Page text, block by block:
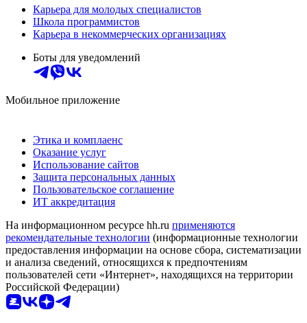
Карьера для молодых специалистов
Школа программистов
Карьера в некоммерческих организациях
Боты для уведомлений
Мобильное приложение
Этика и комплаенс
Оказание услуг
Использование сайтов
Защита персональных данных
Пользовательское соглашение
ИТ аккредитация
На информационном ресурсе hh.ru применяются
рекомендательные технологии (информационные технологии
предоставления информации на основе сбора, систематизации
и анализа сведений, относящихся к предпочтениям
пользователей сети «Интернет», находящихся на территории
Российской Федерации)